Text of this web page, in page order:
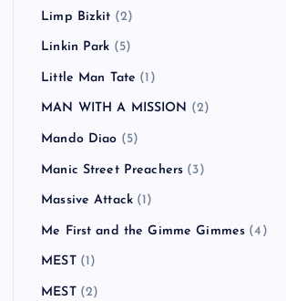
Limp Bizkit (2)
Linkin Park (5)
Little Man Tate (1)
MAN WITH A MISSION (2)
Mando Diao (5)
Manic Street Preachers (3)
Massive Attack (1)
Me First and the Gimme Gimmes (4)
MEST(1)
MEST(2)